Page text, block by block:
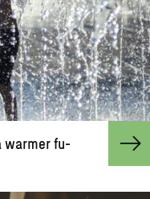
warmer fu­